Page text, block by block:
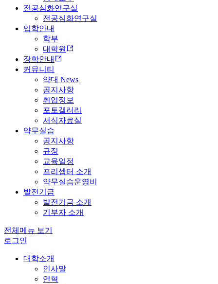
전공심화연구실
전공심화연구실
입학안내
학부
대학원
장학안내
커뮤니티
약대 News
공지사항
취업정보
포토갤러리
서식자료실
약무실습
공지사항
규정
교육일정
프리셉터 소개
약무실습운영비
발전기금
발전기금 소개
기부자 소개
전체메뉴 보기
로그인
대학소개
인사말
연혁